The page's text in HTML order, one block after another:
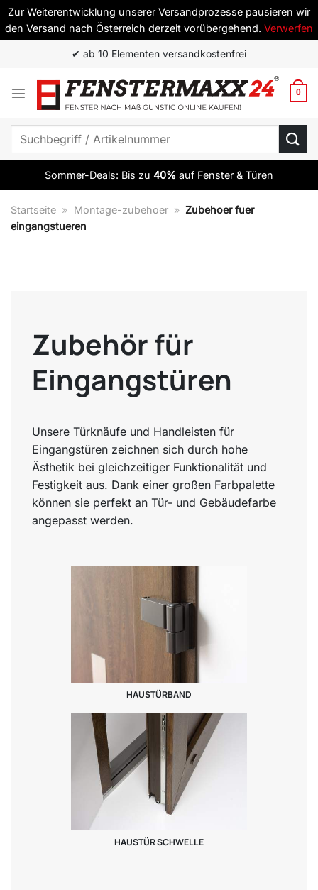
Zur Weiterentwicklung unserer Versandprozesse pausieren wir
den Versand nach Österreich derzeit vorübergehend. Verwerfen
springen
✔ ab 10 Elementen versandkostenfrei
0
Suchen
Sommer-Deals: Bis zu 40% auf Fenster & Türen
Startseite » Montage-zubehoer » Zubehoer fuer
eingangstueren
Zubehör für
Eingangstüren
Unsere Türknäufe und Handleisten für
Eingangstüren zeichnen sich durch hohe
Ästhetik bei gleichzeitiger Funktionalität und
Festigkeit aus. Dank einer großen Farbpalette
können sie perfekt an Tür- und Gebäudefarbe
angepasst werden.
HAUSTÜRBAND
HAUSTÜR SCHWELLE